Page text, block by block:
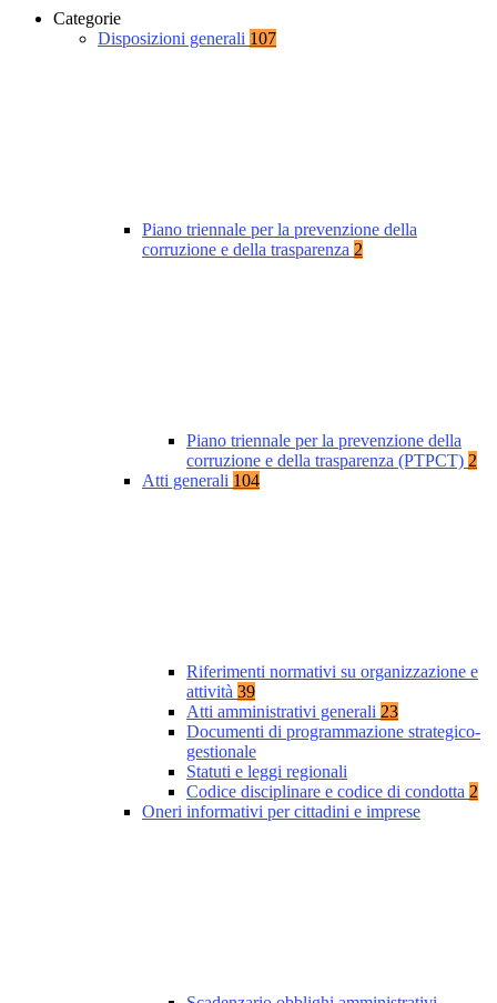
Categorie
Disposizioni generali 107
Piano triennale per la prevenzione della
corruzione e della trasparenza 2
Piano triennale per la prevenzione della
corruzione e della trasparenza (PTPCT) 2
Atti generali 104
Riferimenti normativi su organizzazione e
attività 39
Atti amministrativi generali 23
Documenti di programmazione strategico-
gestionale
Statuti e leggi regionali
Codice disciplinare e codice di condotta 2
Oneri informativi per cittadini e imprese